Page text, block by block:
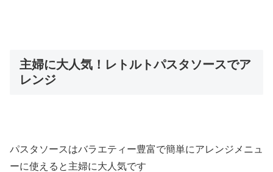
主婦に大人気！レトルトパスタソースでア
レンジ
パスタソースはバラエティー豊富で簡単にアレンジメニュ
ーに使えると主婦に大人気です